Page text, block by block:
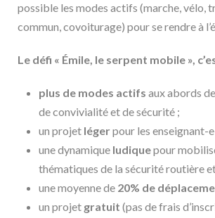
possible les modes actifs (marche, vélo,
commun, covoiturage) pour se rendre à
Le défi « Émile, le serpent mobile »,
plus de modes actifs aux abords
de convivialité et de sécurité ;
un projet léger pour les enseignant-
une dynamique ludiquepour
thématiques de la sécurité routière
une moyenne de 20% de
un projet gratuit (pas de frais